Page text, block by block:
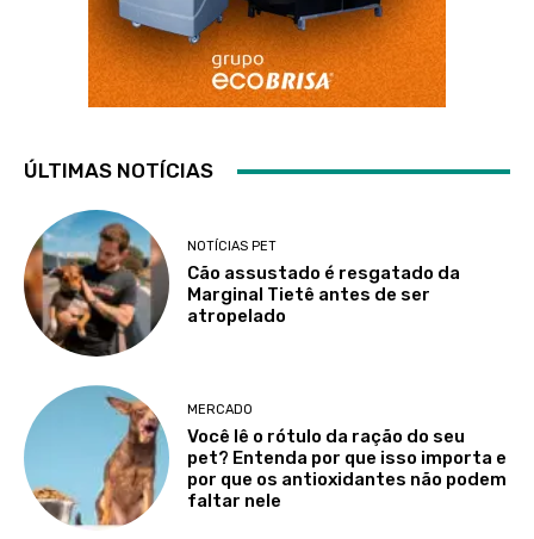
ÚLTIMAS NOTÍCIAS
NOTÍCIAS PET
Cão assustado é resgatado da
Marginal Tietê antes de ser
atropelado
MERCADO
Você lê o rótulo da ração do seu
pet? Entenda por que isso importa e
por que os antioxidantes não podem
faltar nele